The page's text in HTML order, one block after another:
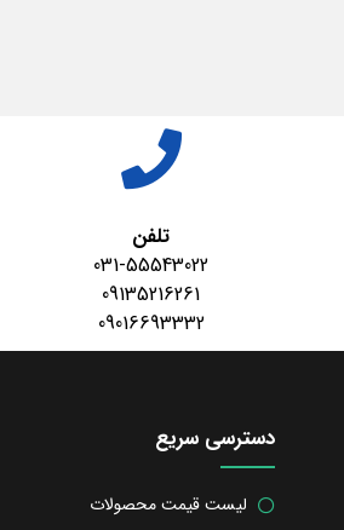
تلفن
031-55543022
09135216261
09016693332
دسترسی سریع
لیست قیمت محصولات